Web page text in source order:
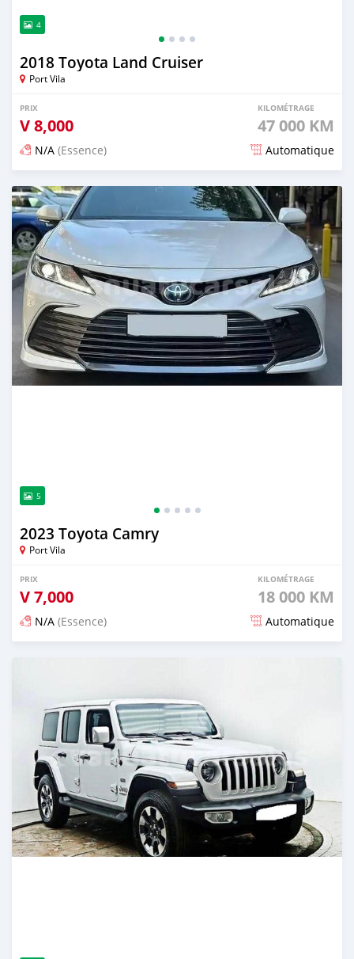
4
2018 Toyota Land Cruiser
Port Vila
PRIX
V8,000
KILOMÉTRAGE
47 000 KM
N/A (Essence) Automatique
Publié il y a 19 jours
5
2023 Toyota Camry
Port Vila
PRIX
V7,000
KILOMÉTRAGE
18 000 KM
N/A (Essence) Automatique